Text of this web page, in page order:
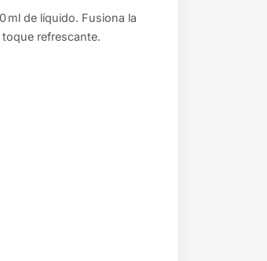
ml de líquido. Fusiona la
refrescante.